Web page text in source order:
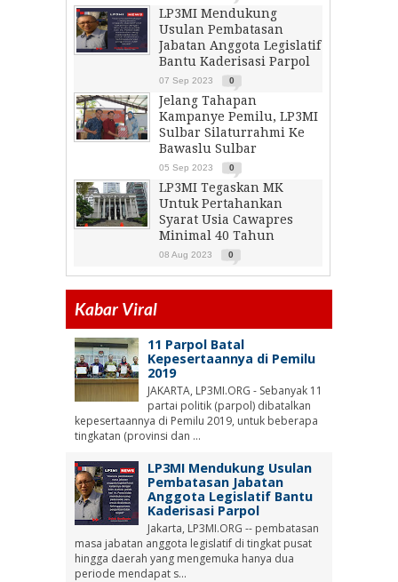
LP3MI Mendukung
Usulan Pembatasan
Jabatan Anggota Legislatif
Bantu Kaderisasi Parpol
07 Sep 2023 0
Jelang Tahapan
Kampanye Pemilu, LP3MI
Sulbar Silaturrahmi Ke
Bawaslu Sulbar
05 Sep 2023 0
LP3MI Tegaskan MK
Untuk Pertahankan
Syarat Usia Cawapres
Minimal 40 Tahun
08 Aug 2023 0
Kabar Viral
11 Parpol Batal
Kepesertaannya di Pemilu
2019
JAKARTA, LP3MI.ORG - Sebanyak 11
partai politik (parpol) dibatalkan
kepesertaannya di Pemilu 2019, untuk beberapa
tingkatan (provinsi dan ...
LP3MI Mendukung Usulan
Pembatasan Jabatan
Anggota Legislatif Bantu
Kaderisasi Parpol
Jakarta, LP3MI.ORG -- pembatasan
masa jabatan anggota legislatif di tingkat pusat
hingga daerah yang mengemuka hanya dua
periode mendapat s...